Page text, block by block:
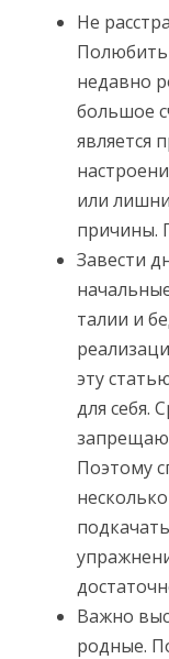
Не
Полюбить
недавно
большое
является
или
причины.
Завести
талии и
эту
для себя.
Поэтому
Важно
родные.